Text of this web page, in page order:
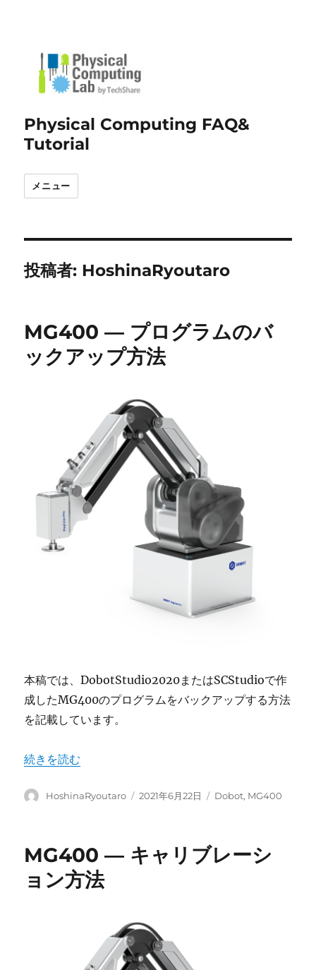
Physical Computing FAQ&
Tutorial
メニュー
投稿者: HoshinaRyoutaro
MG400 ― プログラムのバ
ックアップ方法
本稿では、DobotStudio2020またはSCStudioで作
成したMG400のプログラムをバックアップする方法
を記載しています。
“MG400 ― プログラムのバックアップ方法” の
続きを読む
投
HoshinaRyoutaro
投
2021年6月22日
カ
ー
Dobot, MG400
MG400 ― キャリブレーシ
ョン方法